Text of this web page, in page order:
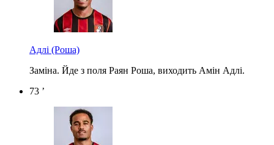
Адлі (Роша)
Заміна. Йде з поля Раян Роша, виходить Амін Адлі.
73 ’